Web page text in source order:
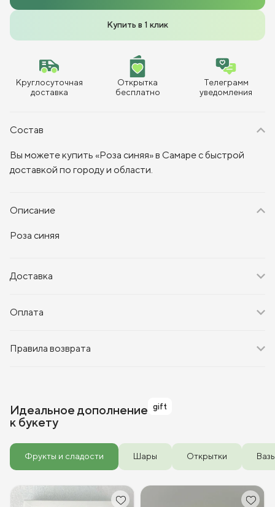
Купить в 1 клик
Круглосуточная
доставка
Открытка
бесплатно
Телеграмм
уведомления
Состав
Вы можете купить «Роза синяя» в Самаре с быстрой
доставкой по городу и области.
Описание
Роза синяя
Доставка
Оплата
Правила возврата
Идеальное дополнение
к букету
gift
Фрукты и сладости Шары Открытки